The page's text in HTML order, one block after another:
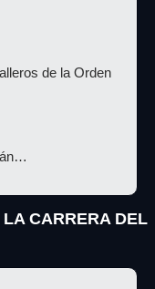
de la Orden
CARRERA DEL